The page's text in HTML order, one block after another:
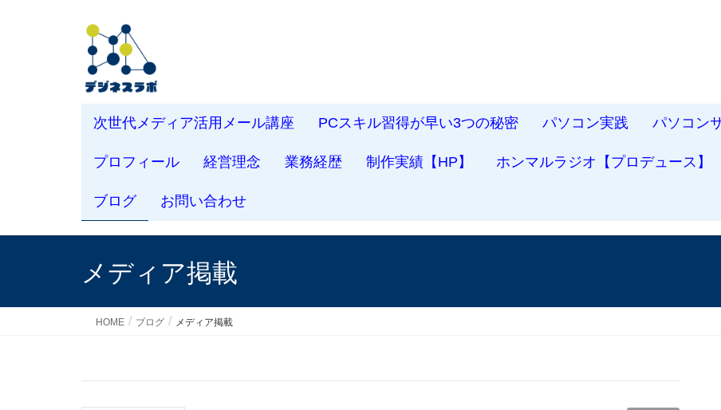
次世代メディア活用メール講座 PCスキル習得が早い3つの秘密 パソコン実践 パソコン
プロフィール 経営理念 業務経歴 制作実績【HP】 ホンマルラジオ【プロデュース】
ブログ お問い合わせ
メディア掲載
HOME ブログ メディア掲載